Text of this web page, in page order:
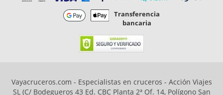
Transferencia
bancaria
Vayacruceros.com - Especialistas en cruceros - Acción Viajes
SL (C/ Bodegueros 43 Ed. CBC Planta 2ª Of. 14, Polígono San